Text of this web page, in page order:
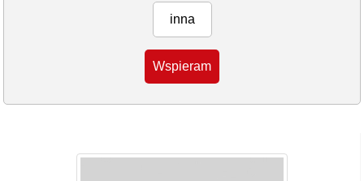
inna
Wspieram